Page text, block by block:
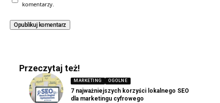
komentarzy.
Przeczytaj też!
MARKETING OGOLNE
7 najważniejszych korzyści lokalnego SEO
dla marketingu cyfrowego